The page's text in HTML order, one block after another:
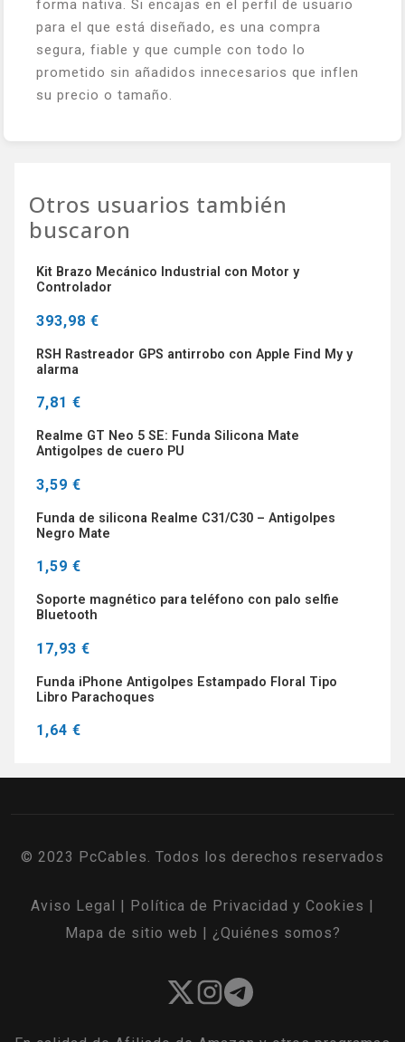
forma nativa. Si encajas en el perfil de usuario
para el que está diseñado, es una compra
segura, fiable y que cumple con todo lo
prometido sin añadidos innecesarios que inflen
su precio o tamaño.
Otros usuarios también
buscaron
Kit Brazo Mecánico Industrial con Motor y
Controlador
393,98 €
RSH Rastreador GPS antirrobo con Apple Find My y
alarma
7,81 €
Realme GT Neo 5 SE: Funda Silicona Mate
Antigolpes de cuero PU
3,59 €
Funda de silicona Realme C31/C30 – Antigolpes
Negro Mate
1,59 €
Soporte magnético para teléfono con palo selfie
Bluetooth
17,93 €
Funda iPhone Antigolpes Estampado Floral Tipo
Libro Parachoques
1,64 €
© 2023 PcCables. Todos los derechos reservados
Aviso Legal Política de Privacidad y Cookies
Mapa de sitio web
¿Quiénes somos?